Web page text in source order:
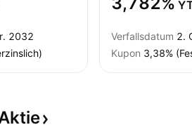
2032
Verfallsdatum 2.
Kupon 3,38%